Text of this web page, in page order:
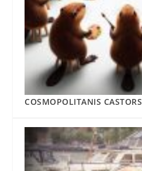
COSMOPOLITANIS CASTORS